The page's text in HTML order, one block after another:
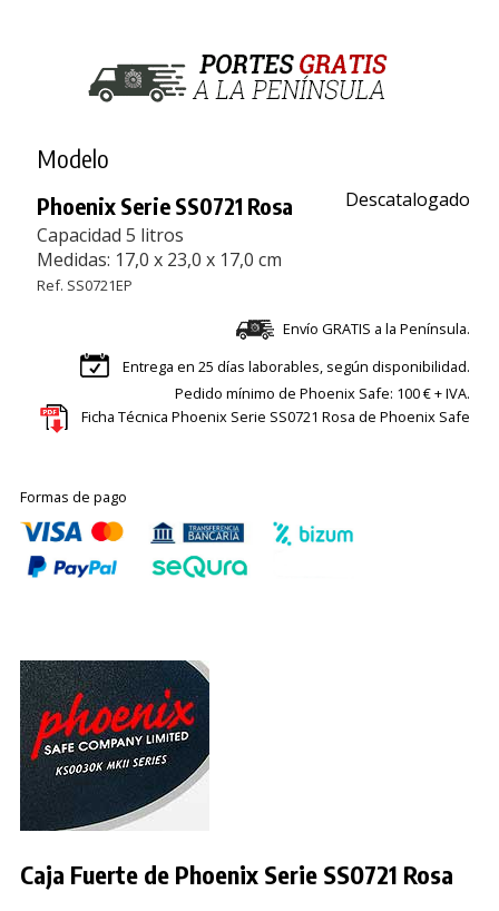
Modelo
Phoenix Serie SS0721 Rosa
Capacidad 5 litros
Medidas: 17,0 x 23,0 x 17,0 cm
Ref. SS0721EP
Descatalogado
Envío GRATIS a la Península.
Entrega en 25 días laborables, según disponibilidad.
Pedido mínimo de Phoenix Safe: 100 € + IVA.
Ficha Técnica Phoenix Serie SS0721 Rosa de Phoenix Safe
Formas de pago
Caja Fuerte de Phoenix Serie SS0721 Rosa